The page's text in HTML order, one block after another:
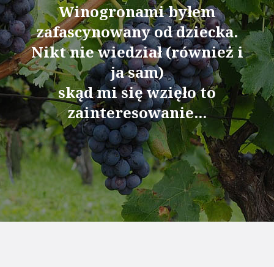
Winogronami byłem
zafascynowany od dziecka.
Nikt nie wiedział (również i
ja sam)
skąd mi się wzięło to
zainteresowanie...